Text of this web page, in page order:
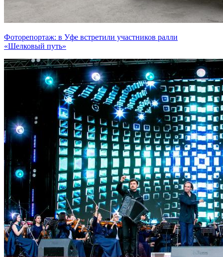
Фоторепортаж: в Уфе встретили участников ралли
«Шелковый путь»